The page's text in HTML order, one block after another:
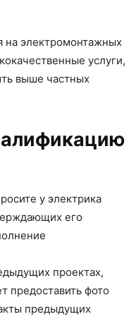
на электромонтажных
услуги,
выше частных
у электрика
его
проектах,
предоставить фото
предыдущих